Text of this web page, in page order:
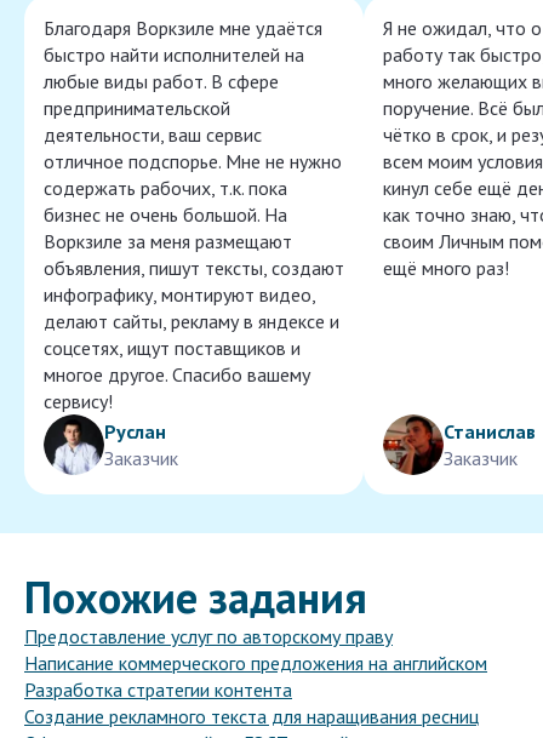
Благодаря Воркзиле мне удаётся
быстро найти исполнителей на
любые виды работ. В сфере
предпринимательской
деятельности, ваш сервис
отличное подспорье. Мне не нужно
содержать рабочих, т.к. пока
бизнес не очень большой. На
Воркзиле за меня размещают
объявления, пишут тексты, создают
инфографику, монтируют видео,
делают сайты, рекламу в яндексе и
соцсетях, ищут поставщиков и
многое другое. Спасибо вашему
сервису!
Руслан
Заказчик
Я не ожидал, что
работу так
много желающих
поручение. Всё
чётко в срок, и
всем моим
кинул себе ещё
как точно знаю,
своим Личным
ещё много раз!
Станислав
Заказчик
Похожие задания
Предоставление услуг по авторскому праву
Написание коммерческого предложения на английском
Разработка стратегии контента
Создание рекламного текста для наращивания ресниц